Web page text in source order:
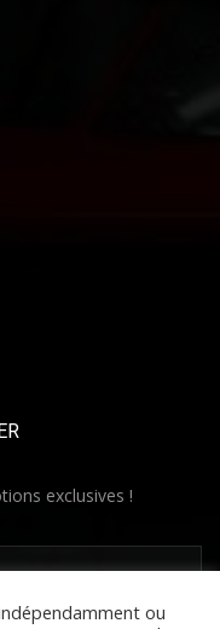
exclusives !
ou